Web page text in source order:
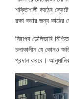
শক্তিশালী কাঠের
রক্ষা করার জন্য কাঠের
নিরাপদ ডেলিভারি
চলাকালীন যে কোনও
প্রদান করবে।